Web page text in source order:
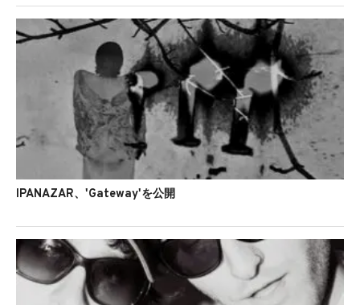
IPANAZAR、'Gateway'を公開